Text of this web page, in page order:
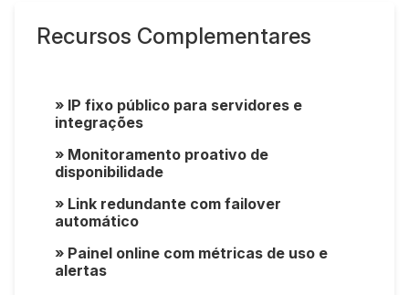
Recursos Complementares
» IP fixo público para servidores e
integrações
» Monitoramento proativo de
disponibilidade
» Link redundante com failover
automático
» Painel online com métricas de uso e
alertas